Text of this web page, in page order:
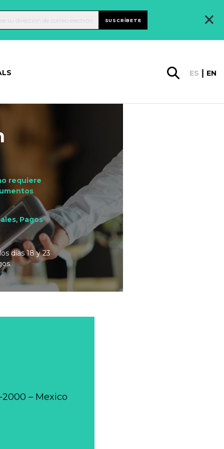
SUSCRÍBETE ×
ES EN
requiere
, Pagos
días 18 y 23
– Mexico